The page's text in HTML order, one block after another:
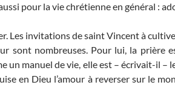
pour la vie chrétienne en général :
Les invitations de saint Vincent à
sont nombreuses. Pour lui, la prière
un manuel de vie, elle est – écrivait-il –
en Dieu l’amour à reverser sur le